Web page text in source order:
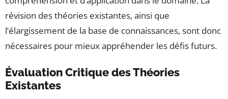
révision des théories existantes, ainsi que
l’élargissement de la base de connaissances, sont donc
nécessaires pour mieux appréhender les défis futurs.
Évaluation Critique des Théories
Existantes